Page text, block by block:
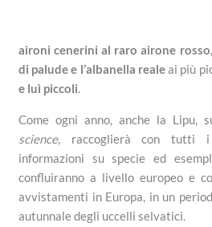
aironi cenerini al raro airone
di palude e l’albanella realeai più
e luì piccoli.
Come ogni anno, anche la Lipu,
science, raccoglierà con tutti i
informazioni su specie ed
confluiranno a livello europeo e
avvistamenti in Europa, in un
autunnale degli uccelli selvatici.